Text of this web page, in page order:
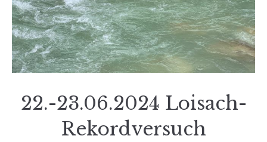
22.-23.06.2024 Loisach-
Rekordversuch